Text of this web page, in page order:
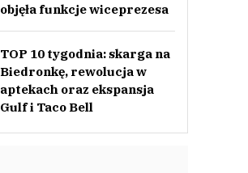
objęła funkcje wiceprezesa
TOP 10 tygodnia: skarga na
Biedronkę, rewolucja w
aptekach oraz ekspansja
Gulf i Taco Bell